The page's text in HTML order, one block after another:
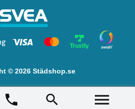
© 2026 Städshop.se